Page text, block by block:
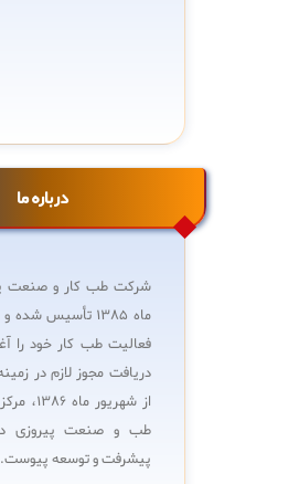
درباره ما
شرکت طب کار و صنعت
فعالیت طب کار خود را
دریافت مجوز لازم در
از
طب و صنعت پیروزی
پیشرفت و توسعه پیوست.